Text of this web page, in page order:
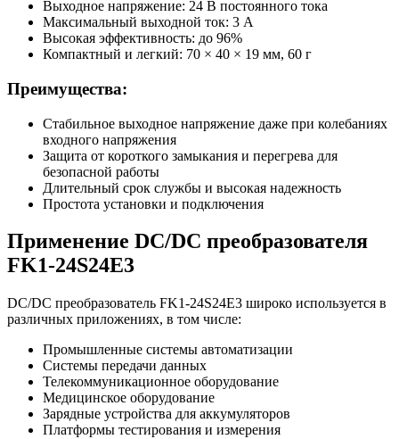
Выходное напряжение: 24 В постоянного тока
Максимальный выходной ток: 3 А
Высокая эффективность: до 96%
Компактный и легкий: 70 × 40 × 19 мм, 60 г
Преимущества:
Стабильное выходное напряжение даже при колебаниях
входного напряжения
Защита от короткого замыкания и перегрева для
безопасной работы
Длительный срок службы и высокая надежность
Простота установки и подключения
Применение DC/DC преобразователя
FK1-24S24E3
DC/DC преобразователь FK1-24S24E3 широко используется в
различных приложениях, в том числе:
Промышленные системы автоматизации
Системы передачи данных
Телекоммуникационное оборудование
Медицинское оборудование
Зарядные устройства для аккумуляторов
Платформы тестирования и измерения